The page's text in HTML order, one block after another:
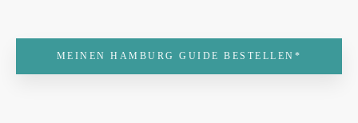
MEINEN HAMBURG GUIDE BESTELLEN*